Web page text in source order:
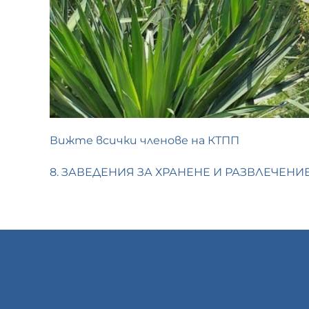
Вижте всички членове на КТПП
8. ЗАВЕДЕНИЯ ЗА ХРАНЕНЕ И